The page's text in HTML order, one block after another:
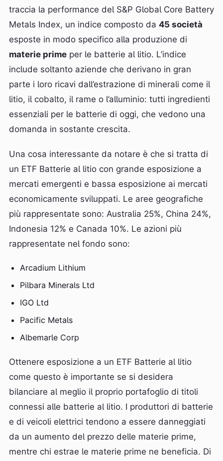
traccia la performance del S&P Global Core Battery
Metals Index, un indice composto da 45 società
esposte in modo specifico alla produzione di
materie prime per le batterie al litio. L’indice
include soltanto aziende che derivano in gran
parte i loro ricavi dall’estrazione di minerali come il
litio, il cobalto, il rame o l’alluminio: tutti ingredienti
essenziali per le batterie di oggi, che vedono una
domanda in sostante crescita.
Una cosa interessante da notare è che si tratta di
un ETF Batterie al litio con grande esposizione a
mercati emergenti e bassa esposizione ai mercati
economicamente sviluppati. Le aree geografiche
più rappresentate sono: Australia 25%, China 24%,
Indonesia 12% e Canada 10%. Le azioni più
rappresentate nel fondo sono:
Arcadium Lithium
Pilbara Minerals Ltd
IGO Ltd
Pacific Metals
Albemarle Corp
Ottenere esposizione a un ETF Batterie al litio
come questo è importante se si desidera
bilanciare al meglio il proprio portafoglio di titoli
connessi alle batterie al litio. I produttori di batterie
e di veicoli elettrici tendono a essere danneggiati
da un aumento del prezzo delle materie prime,
mentre chi estrae le materie prime ne beneficia. Di